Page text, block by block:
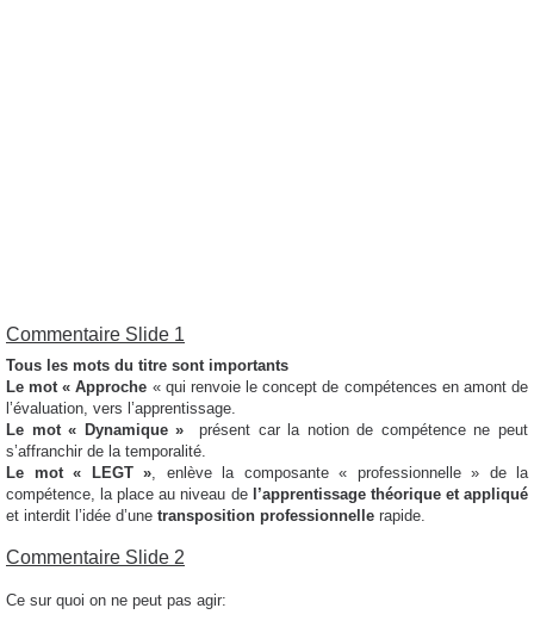
Commentaire Slide 1
Tous les mots du titre sont importants
Le mot « Approche « qui renvoie le concept de compétences en amont de
l’évaluation, vers l’apprentissage.
Le mot « Dynamique » présent car la notion de compétence ne peut
s’affranchir de la temporalité.
Le mot « LEGT », enlève la composante « professionnelle » de la
compétence, la place au niveau de l’apprentissage théorique et appliqué
et interdit l’idée d’une transposition professionnelle rapide.
Commentaire Slide 2
Ce sur quoi on ne peut pas agir: